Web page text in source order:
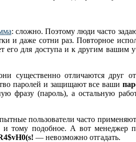
: сложно. Поэтому люди часто
и даже сотни раз. Повторное
для доступа и к другим вашим
существенно отличаются друг
паролей и защищают все ваши
фразу (пароль), а остальную
пользователи часто
подобное. А вот менеджер
— невозможно отгадать.